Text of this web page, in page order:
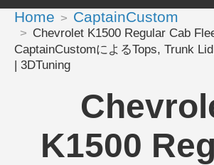
Home CaptainCustom
Chevrolet K1500 Regular Cab
CaptainCustomによるTops, Trunk
| 3DTuning
K1500